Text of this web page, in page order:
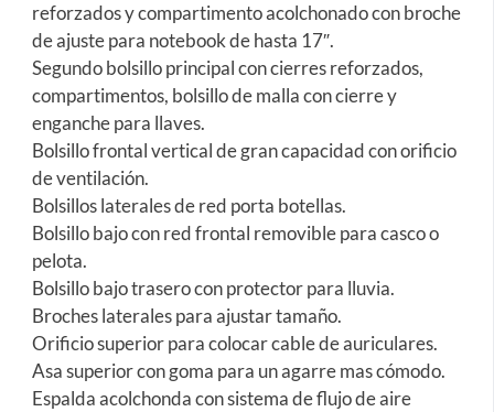
reforzados y compartimento acolchonado con broche
de ajuste para notebook de hasta 17″.
Segundo bolsillo principal con cierres reforzados,
compartimentos, bolsillo de malla con cierre y
enganche para llaves.
Bolsillo frontal vertical de gran capacidad con orificio
de ventilación.
Bolsillos laterales de red porta botellas.
Bolsillo bajo con red frontal removible para casco o
pelota.
Bolsillo bajo trasero con protector para lluvia.
Broches laterales para ajustar tamaño.
Orificio superior para colocar cable de auriculares.
Asa superior con goma para un agarre mas cómodo.
Espalda acolchonda con sistema de flujo de aire